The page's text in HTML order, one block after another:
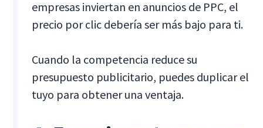
empresas inviertan en anuncios de PPC, el
precio por clic debería ser más bajo para ti.
Cuando la competencia reduce su
presupuesto publicitario, puedes duplicar el
tuyo para obtener una ventaja.